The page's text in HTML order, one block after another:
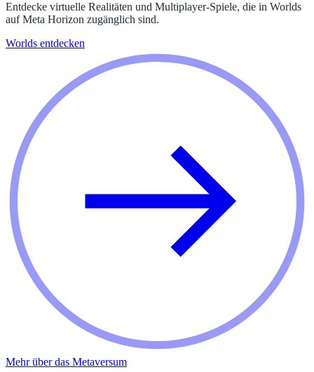
Entdecke virtuelle Realitäten und Multiplayer-Spiele, die in Worlds
auf Meta Horizon zugänglich sind.
Worlds entdecken
Mehr über das Metaversum